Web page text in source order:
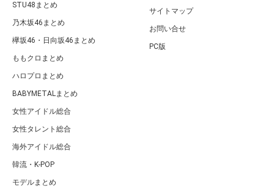
STU48まとめ
乃木坂46まとめ
欅坂46・日向坂46まとめ
ももクロまとめ
ハロプロまとめ
BABYMETALまとめ
女性アイドル総合
女性タレント総合
海外アイドル総合
韓流・K-POP
モデルまとめ
サイトマップ
お問い合せ
PC版